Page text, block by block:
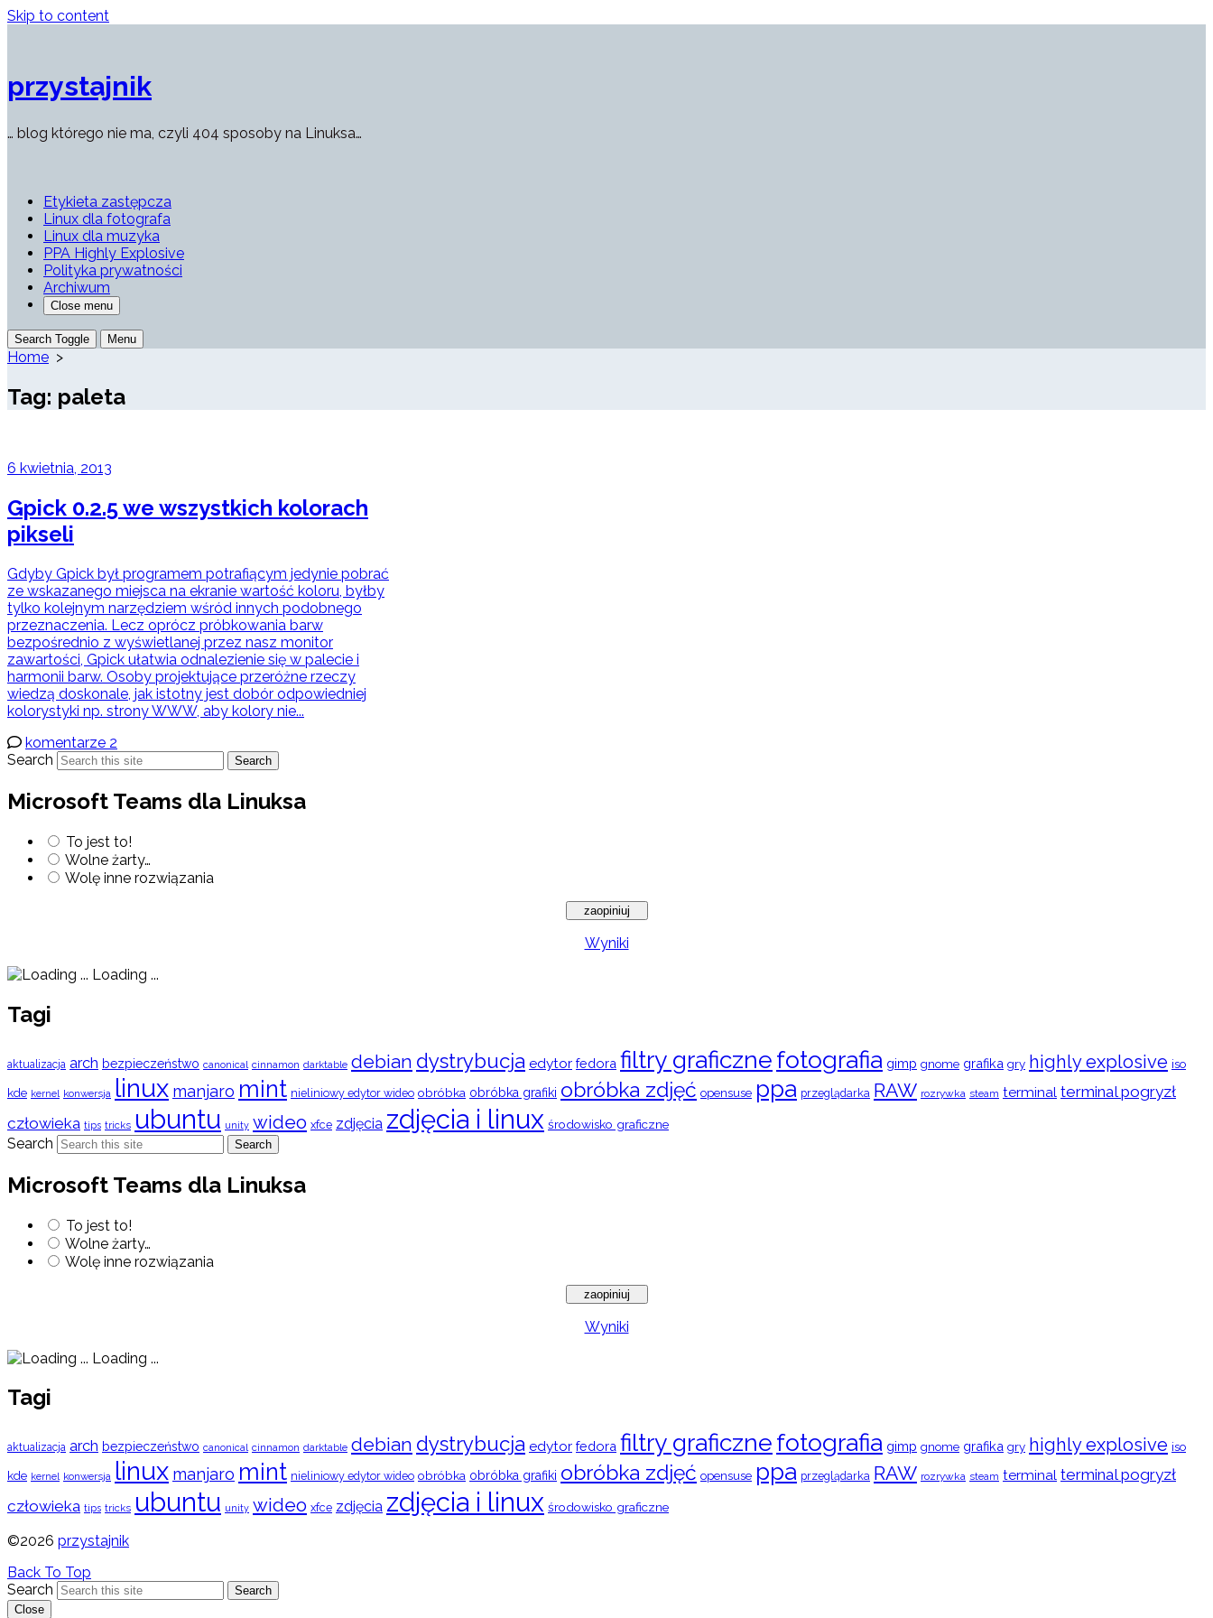
Skip to content
przystajnik
… blog którego nie ma, czyli 404 sposoby na Linuksa…
Etykieta zastępcza
Linux dla fotografa
Linux dla muzyka
PPA Highly Explosive
Polityka prywatności
Archiwum
Close menu
Search Toggle Menu
Home >
Tag: paleta
6 kwietnia, 2013
Gpick 0.2.5 we wszystkich kolorach
pikseli
Gdyby Gpick był programem potrafiącym jedynie pobrać
ze wskazanego miejsca na ekranie wartość koloru, byłby
tylko kolejnym narzędziem wśród innych podobnego
przeznaczenia. Lecz oprócz próbkowania barw
bezpośrednio z wyświetlanej przez nasz monitor
zawartości, Gpick ułatwia odnalezienie się w palecie i
harmonii barw. Osoby projektujące przeróżne rzeczy
wiedzą doskonale, jak istotny jest dobór odpowiedniej
kolorystyki np. strony WWW, aby kolory nie...
komentarze 2
Search
Search
Microsoft Teams dla Linuksa
To jest to!
Wolne żarty…
Wolę inne rozwiązania
Wyniki
Loading ...
Tagi
aktualizacja arch bezpieczeństwo canonical cinnamon darktable debian dystrybucja edytor fedora filtry graficznefotografia gimp gnome grafika gry highly explosive iso
kde kernel konwersja linux manjaro mint nieliniowy edytor wideo obróbka obróbka grafiki obróbka zdjęć opensuse ppa przeglądarka RAW rozrywka steam terminal terminal pogryzł
człowieka tips tricks ubuntu unity wideo xfce zdjęcia zdjęcia i linux środowisko graficzne
Search Search
Microsoft Teams dla Linuksa
To jest to!
Wolne żarty…
Wolę inne rozwiązania
Wyniki
Loading ...
Tagi
aktualizacja arch bezpieczeństwo canonical cinnamon darktable debian dystrybucja edytor fedora filtry graficznefotografia gimp gnome grafika gry highly explosive iso
kde kernel konwersja linux manjaro mint nieliniowy edytor wideo obróbka obróbka grafiki obróbka zdjęć opensuse ppa przeglądarka RAW rozrywka steam terminal terminal pogryzł
człowieka tips tricks ubuntu unity wideo xfce zdjęcia zdjęcia i linux środowisko graficzne
©2026 przystajnik
Back To Top
Search
Search
Close